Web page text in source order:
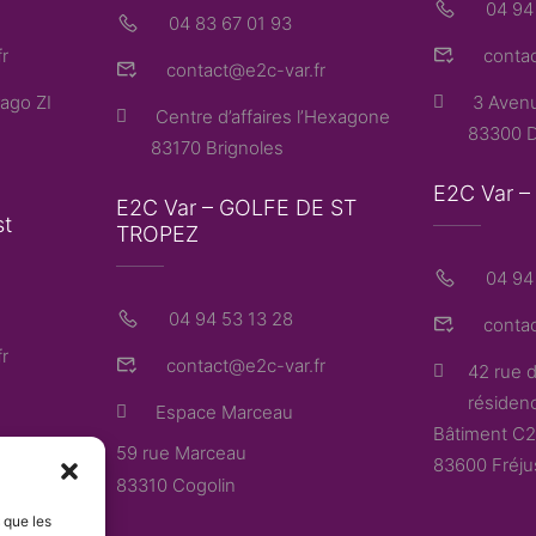
les
ZI
04 83 67 01 93
contact@e2c-var.fr
Centre d’affaires l’Hexagone
83170 Brignoles
E2C Var – GOLFE DE ST
TROPEZ
04 94 53 13 28
contact@e2c-var.fr
Espace Marceau
59 rue Marceau
83310 Cogolin
04
3
83300
E2C Var
04 94
42 rue
Bâtiment C2
83600